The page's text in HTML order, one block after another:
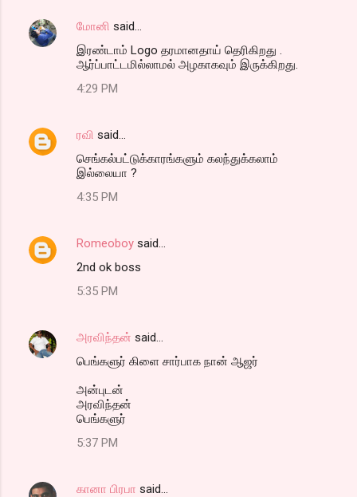
மோனி said…
இரண்டாம் Logo தரமானதாய் தெரிகிறது .
ஆர்ப்பாட்டமில்லாமல் அழகாகவும் இருக்கிறது.
4:29 PM
ரவி said…
செங்கல்பட்டுக்காரங்களும் கலந்துக்கலாம்
இல்லையா ?
4:35 PM
Romeoboy said…
2nd ok boss
5:35 PM
அரவிந்தன் said…
பெங்களுர் கிளை சார்பாக நான் ஆஜர்
அன்புடன்
அரவிந்தன்
பெங்களுர்
5:37 PM
கானா பிரபா said…